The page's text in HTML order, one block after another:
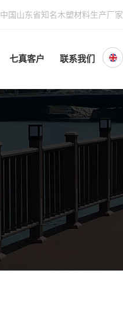
中国山东省知名木塑材料生产厂家
七真客户 联系我们